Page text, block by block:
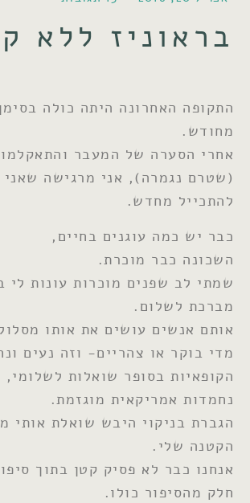
בראוניז ללא
התקופה האחרונה היתה כולה
מחודש.
אחרי הסערה של המעבר
(שטרם נגמרה), אני מרגישה שאני
להתכייל מחדש.
כבר יש כמה עוגנים בחיים,
השכונה כבר מוכרת.
שמתי לב שפנים מוכרות עונות לי
מברכת לשלום.
אותם אנשים עושים את אותו
מדי בוקר או צהריים- וזה נעים
הקופאיות בסופר שואלות לשלומי,
נחמדות אמריקאית מוגזמת.
הגברת בניקוי היבש שואלת אותי
הקטנה שלי.
אנחנו כבר לא פסיק קטן בתוך
חלק מהסיפור כולו.